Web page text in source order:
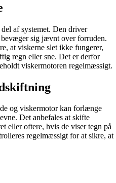
af systemet. Den driver
bevæger sig jævnt over forruden.
at viskerne slet ikke fungerer,
regn eller sne. Det er derfor
viskermotoren regelmæssigt.
og viskermotor kan forlænge
Det anbefales at skifte
eller oftere, hvis de viser tegn på
regelmæssigt for at sikre, at